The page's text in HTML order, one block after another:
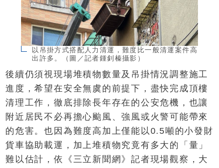
以吊掛方式搭配人力清運，難度比一般清運案件高
出許多。（圖／記者鍾釗榛攝影）
後續仍須視現場堆積物數量及吊掛情況調整施工
進度，希望在安全無虞的前提下，盡快完成頂樓
清理工作，徹底排除長年存在的公安危機，也讓
附近居民不必再擔心颱風、強風或火警可能帶來
的危害。也因為難度高加上僅能以0.5噸的小發財
貨車協助載運，加上堆積物究竟有多大的「量」
難以估計，依《三立新聞網》記者現場觀察，大